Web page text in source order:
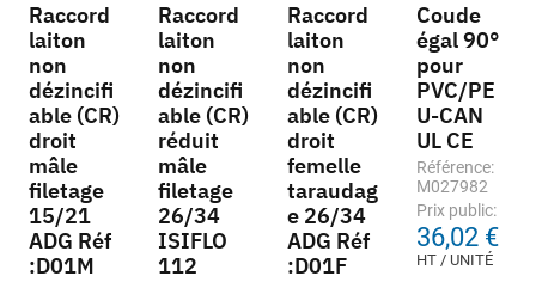
Raccord
laiton
non
dézincifi
able (CR)
droit
mâle
filetage
15/21
ADG Réf
:D01M
Raccord
laiton
non
dézincifi
able (CR)
réduit
mâle
filetage
26/34
ISIFLO
112
Raccord
laiton
non
dézincifi
able (CR)
droit
femelle
taraudag
e 26/34
ADG Réf
:D01F
Coude
égal 90°
pour
PVC/PE
U-CAN
UL CE
Référence:
M027982
Prix public:
36,02 €
HT / UNITÉ